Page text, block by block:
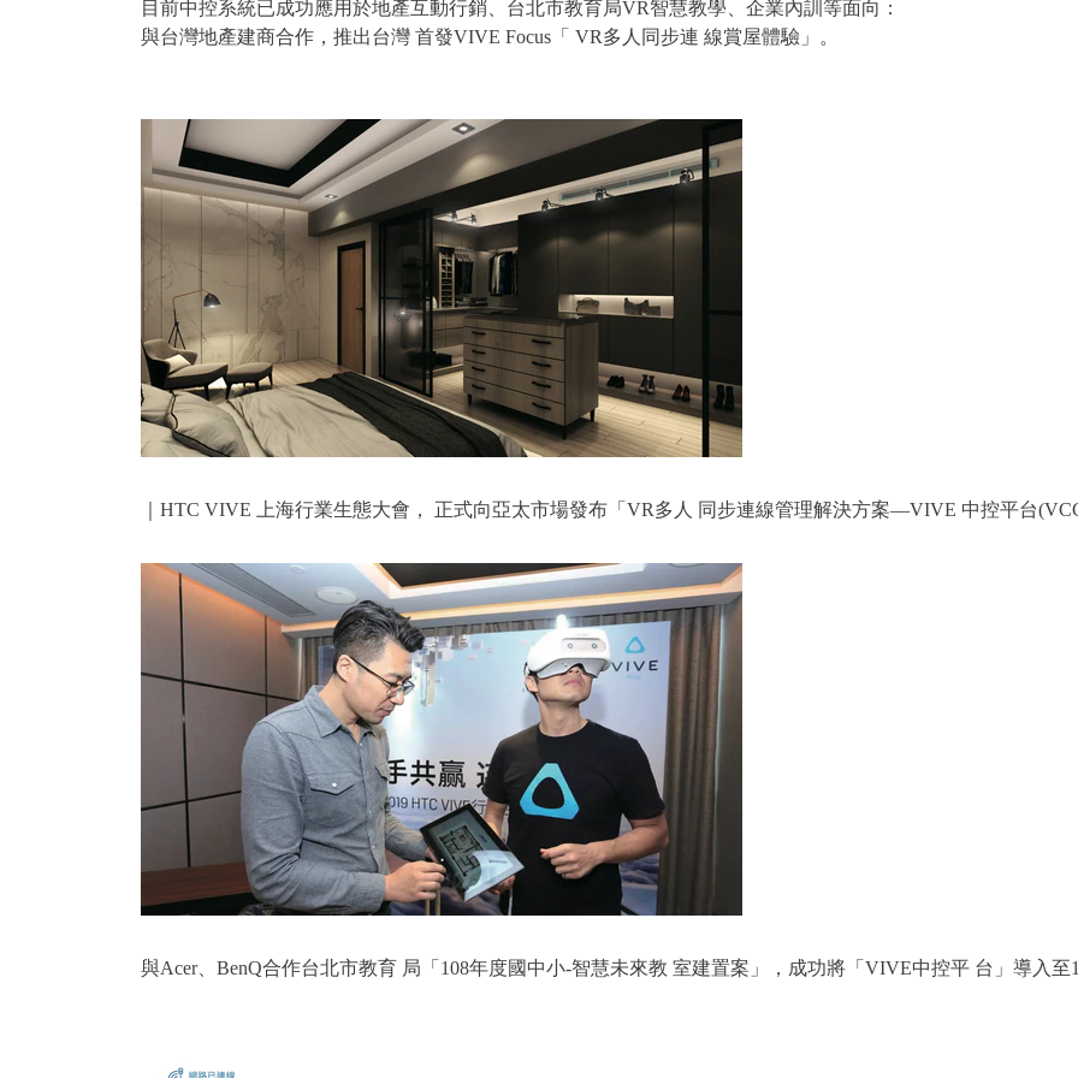
目前中控系統已成功應用於地產互動行銷、台北市教育局VR智慧教學、企業內訓等面向：
與台灣地產建商合作，推出台灣 首發VIVE Focus「 VR多人同步連 線賞屋體驗」。
｜HTC VIVE 上海行業生態大會， 正式向亞太市場發布「VR多人 同步連線管理解決方案—VIVE 中控平台
與Acer、BenQ合作台北市教育 局「108年度國中小-智慧未來教 室建置案」，成功將「VIVE中控平 台」導入至